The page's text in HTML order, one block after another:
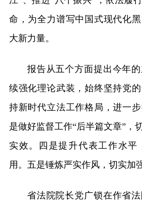
命，为全力谱写中国式现代化
大新力量。
报告从五个方面提出今年
续强化理论武装，始终坚持党
持新时代立法工作格局，进一
是做好监督工作“后半篇文章”，
实效。四是提升代表工作水平
用。五是锤炼严实作风，切实加
省法院院长党广锁在作省